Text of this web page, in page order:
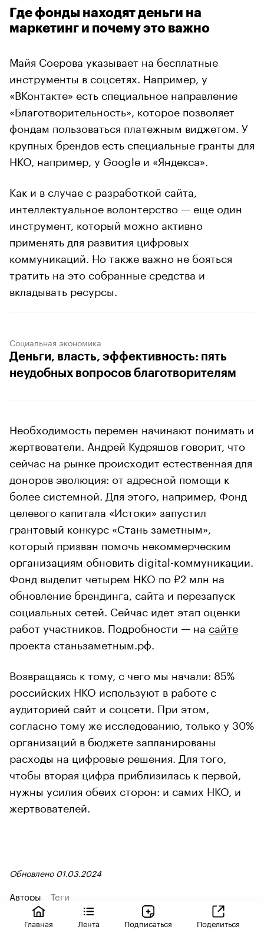
Где фонды находят деньги на
маркетинг и почему это важно
Майя Соерова указывает на бесплатные
инструменты в соцсетях. Например, у
«ВКонтакте» есть специальное направление
«Благотворительность», которое позволяет
фондам пользоваться платежным виджетом. У
крупных брендов есть специальные гранты для
НКО, например, у Google и «Яндекса».
Как и в случае с разработкой сайта,
интеллектуальное волонтерство — еще один
инструмент, который можно активно
применять для развития цифровых
коммуникаций. Но также важно не бояться
тратить на это собранные средства и
вкладывать ресурсы.
Социальная экономика
Деньги, власть, эффективность: пять
неудобных вопросов благотворителям
Необходимость перемен начинают понимать и
жертвователи. Андрей Кудряшов говорит, что
сейчас на рынке происходит естественная для
доноров эволюция: от адресной помощи к
более системной. Для этого, например, Фонд
целевого капитала «Истоки» запустил
грантовый конкурс «Стань заметным»,
который призван помочь некоммерческим
организациям обновить digital-коммуникации.
Фонд выделит четырем НКО по ₽2 млн на
обновление брендинга, сайта и перезапуск
социальных сетей. Сейчас идет этап оценки
работ участников. Подробности — на сайте
проекта станьзаметным.рф.
Возвращаясь к тому, с чего мы начали: 85%
российских НКО используют в работе с
аудиторией сайт и соцсети. При этом,
согласно тому же исследованию, только у 30%
организаций в бюджете запланированы
расходы на цифровые решения. Для того,
чтобы вторая цифра приблизилась к первой,
нужны усилия обеих сторон: и самих НКО, и
жертвователей.
Обновлено 01.03.2024
Авторы Теги
Главная Лента Подписаться Поделиться